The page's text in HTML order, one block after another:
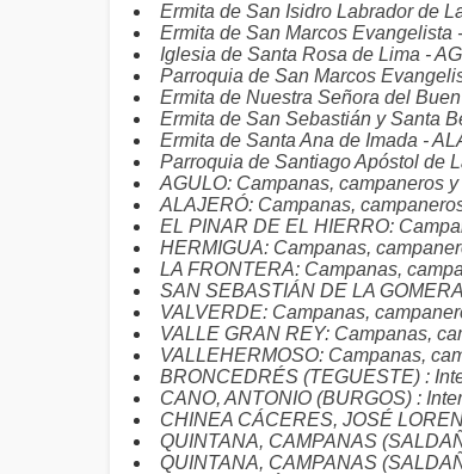
Ermita de San Isidro Labrador de
Ermita de San Marcos Evangelista
Iglesia de Santa Rosa de Lima -
Parroquia de San Marcos
Ermita de Nuestra Señora del
Ermita de San Sebastián y Santa
Ermita de Santa Ana de Imada -
Parroquia de Santiago Apóstol de
AGULO: Campanas, campaneros
ALAJERÓ: Campanas,
EL PINAR DE EL HIERRO:
HERMIGUA: Campanas,
LA FRONTERA: Campanas,
SAN SEBASTIÁN DE LA
VALVERDE: Campanas,
VALLE GRAN REY: Campanas,
VALLEHERMOSO: Campanas,
BRONCEDRÉS (TEGUESTE) :
CANO, ANTONIO (BURGOS) :
CHINEA CÁCERES, JOSÉ
QUINTANA, CAMPANAS
QUINTANA, CAMPANAS